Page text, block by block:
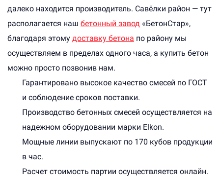
далеко находится производитель. Савёлки район — тут
располагается наш бетонный завод «БетонСтар»,
благодаря этому доставку бетона по району мы
осуществляем в пределах одного часа, а купить бетон
можно просто позвонив нам.
Гарантировано высокое качество смесей по ГОСТ
и соблюдение сроков поставки.
Производство бетонных смесей осуществляется на
надежном оборудовании марки Elkon.
Мощные линии выпускают по 170 кубов продукции
в час.
Расчет стоимость партии осуществляется онлайн.